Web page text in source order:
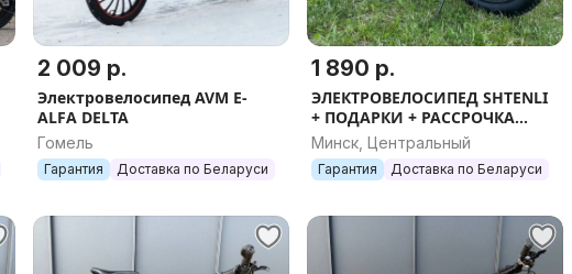
2 009 р.
Электровелосипед AVM E-
ALFA DELTA
Гомель
Гарантия Доставка по Беларуси
1 890 р.
ЭЛЕКТРОВЕЛОСИПЕД SHTENLI
+ ПОДАРКИ + РАССРОЧКА
ALLROAD PCX10 LI-ON 36/10.4
КРЕДИТ ЛИЗИНГ ДОСТАВКА
Минск, Центральный
Гарантия Доставка по Беларуси